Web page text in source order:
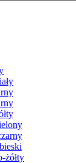
żółty